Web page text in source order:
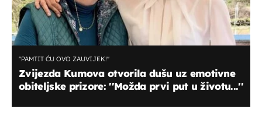
''PAMTIT ĆU OVO ZAUVIJEK!''
Zvijezda Kumova otvorila dušu uz emotivne
obiteljske prizore: ''Možda prvi put u životu...''